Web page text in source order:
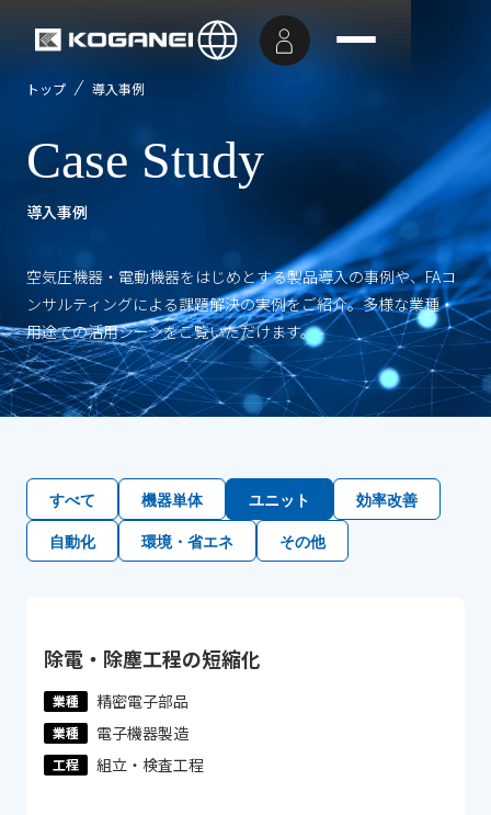
トップ 導入事例
Case Study
導入事例
空気圧機器・電動機器をはじめとする製品導入の事例や、FAコ
ンサルティングによる課題解決の実例をご紹介。多様な業種・
用途での活用シーンをご覧いただけます。
すべて 機器単体 ユニット
効率改善
自動化
環境・省エネ その他
除電・除塵工程の短縮化
業種 精密電子部品
業種 電子機器製造
工程 組立・検査工程